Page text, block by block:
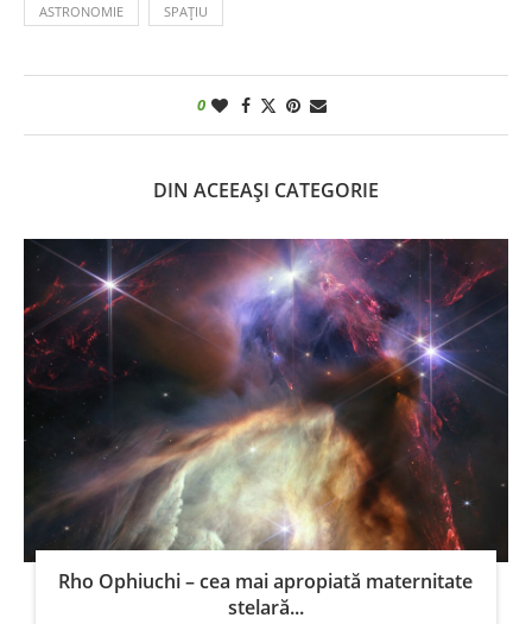
ASTRONOMIE SPAȚIU
0
DIN ACEEAȘI CATEGORIE
Rho Ophiuchi – cea mai apropiată maternitate
stelară...